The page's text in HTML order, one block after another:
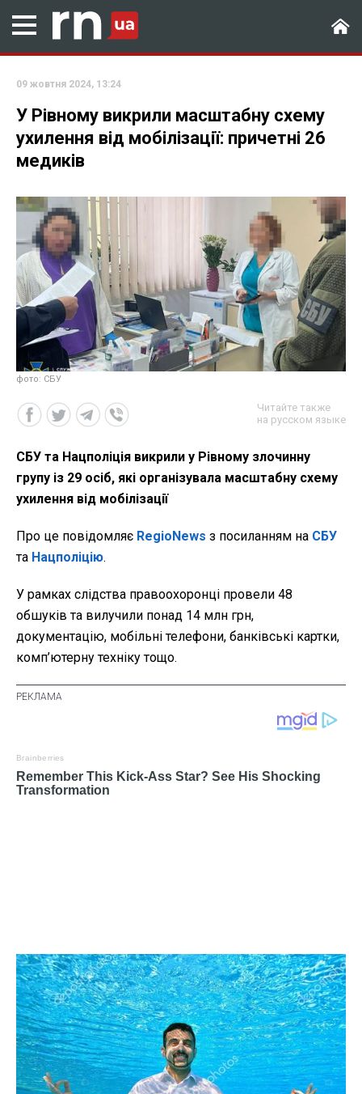
09 жовтня 2024, 13:24
У Рівному викрили масштабну схему
ухилення від мобілізації: причетні 26
медиків
фото: СБУ
Читайте также
на русском языке
СБУ та Нацполіція викрили у Рівному злочинну
групу із 29 осіб, які організувала масштабну схему
ухилення від мобілізації
Про це повідомляє RegioNews з посиланням на СБУ
та Нацполіцію.
У рамках слідства правоохоронці провели 48
обшуків та вилучили понад 14 млн грн,
документацію, мобільні телефони, банківські картки,
комп’ютерну техніку тощо.